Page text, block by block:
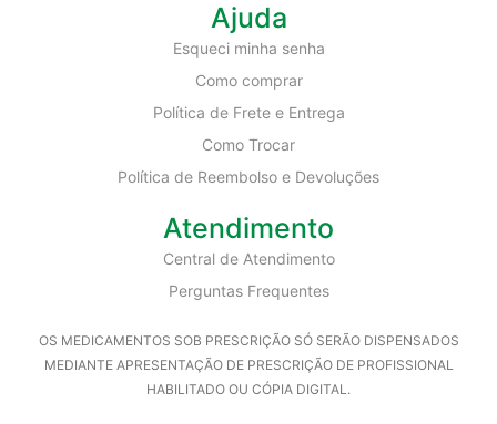
Ajuda
Esqueci minha senha
Como comprar
Política de Frete e Entrega
Como Trocar
Política de Reembolso e Devoluções
Atendimento
Central de Atendimento
Perguntas Frequentes
OS MEDICAMENTOS SOB PRESCRIÇÃO SÓ SERÃO DISPENSADOS
MEDIANTE APRESENTAÇÃO DE PRESCRIÇÃO DE PROFISSIONAL
HABILITADO OU CÓPIA DIGITAL.